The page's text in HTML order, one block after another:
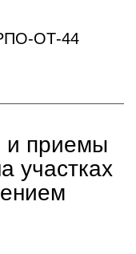
ОТ-44
и приемы
участках